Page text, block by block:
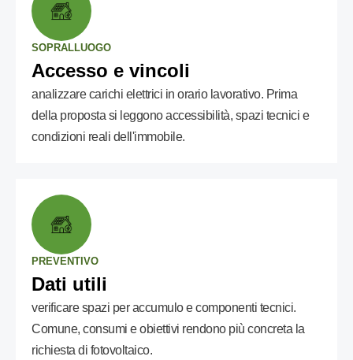
SOPRALLUOGO
Accesso e vincoli
analizzare carichi elettrici in orario lavorativo. Prima
della proposta si leggono accessibilità, spazi tecnici e
condizioni reali dell'immobile.
PREVENTIVO
Dati utili
verificare spazi per accumulo e componenti tecnici.
Comune, consumi e obiettivi rendono più concreta la
richiesta di fotovoltaico.